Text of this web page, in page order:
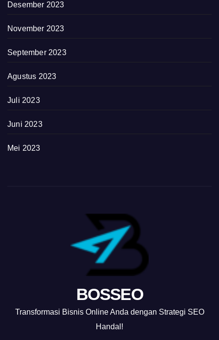
Desember 2023
November 2023
September 2023
Agustus 2023
Juli 2023
Juni 2023
Mei 2023
BOSSEO
Transformasi Bisnis Online Anda dengan Strategi SEO
Handal!